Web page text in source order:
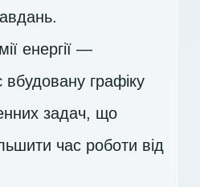
енергії —
вбудовану графіку
задач, що
час роботи від